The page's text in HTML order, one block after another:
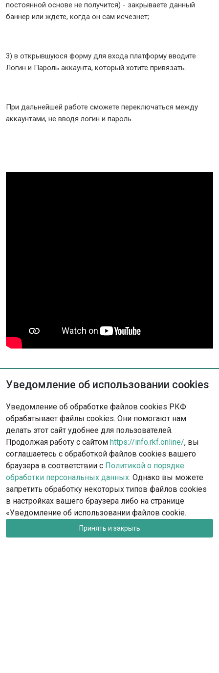
постоянной основе не получится) - закрываете данный
баннер или ждете, когда он сам исчезнет;
3) в открывшуюся форму для входа платформу вводите
Логин и Пароль аккаунта, который хотите привязать.
При дальнейшей работе сможете переключаться между
аккаунтами, не вводя логин и пароль.
Опишите ситуацию - наша команда
Обратиться в поддержку
Уведомление об использовании cookies
Уведомление об обработке файлов cookies РКФ
обрабатывает файлы cookies. Они помогают нам
делать этот сайт удобнее для пользователей.
Продолжая работу с сайтом https://info.rkf.online/, вы
соглашаетесь с обработкой файлов cookies вашего
браузера в соответствии с Политикой о порядке
обработки персональных данных. Однако вы можете
запретить обработку некоторых типов файлов cookies
в настройках вашего браузера либо на странице
«Уведомление об использовании файлов cookie.
Принять и закрыть